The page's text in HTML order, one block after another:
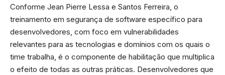
Conforme Jean Pierre Lessa e Santos Ferreira, o
treinamento em segurança de software específico para
desenvolvedores, com foco em vulnerabilidades
relevantes para as tecnologias e domínios com os quais o
time trabalha, é o componente de habilitação que multiplica
o efeito de todas as outras práticas. Desenvolvedores que